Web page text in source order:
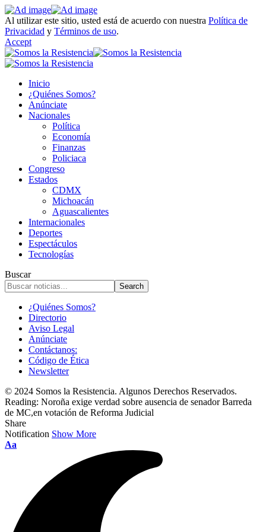
Al utilizar este sitio, usted está de acuerdo con nuestra Política de
Privacidad y Términos de uso.
Accept
Inicio
¿Quiénes Somos?
Anúnciate
Nacionales
Política
Economía
Finanzas
Policiaca
Congreso
Estados
CDMX
Michoacán
Aguascalientes
Internacionales
Deportes
Espectáculos
Tecnologías
Buscar
¿Quiénes Somos?
Directorio
Aviso Legal
Anúnciate
Contáctanos:
Código de Ética
Newsletter
© 2024 Somos la Resistencia. Algunos Derechos Reservados.
Reading: Noroña exige verdad sobre ausencia de senador Barreda
de MC,en votación de Reforma Judicial
Share
Notification Show More
Font
Aa